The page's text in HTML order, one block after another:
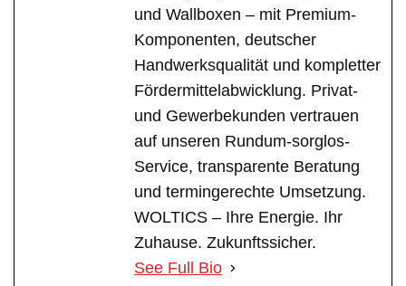
und Wallboxen – mit Premium-
Komponenten, deutscher
Handwerksqualität und kompletter
Fördermittelabwicklung. Privat-
und Gewerbekunden vertrauen
auf unseren Rundum-sorglos-
Service, transparente Beratung
und termingerechte Umsetzung.
WOLTICS – Ihre Energie. Ihr
Zuhause. Zukunftssicher.
See Full Bio